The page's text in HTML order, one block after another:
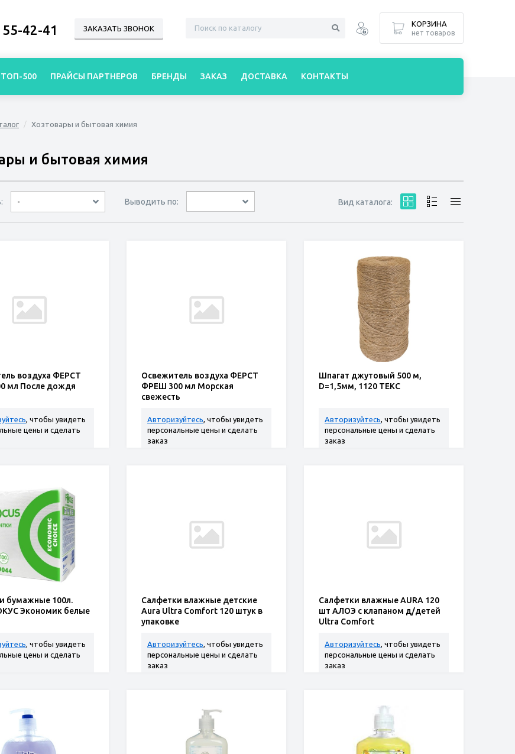
Хозтовары и бытовая химия
и бытовая химия
-
по дате
по популярности
сначала дешёвые
сначала дорогие
Выводить по: Вид каталога:
воздуха ФЕРСТ
мл После дождя
, чтобы увидеть
цены и сделать
Освежитель воздуха ФЕРСТ
ФРЕШ 300 мл Морская
свежесть
Авторизуйтесь, чтобы увидеть
персональные цены и сделать
заказ
Шпагат джутовый 500 м,
D=1,5мм, 1120 ТЕКС
Авторизуйтесь, чтобы увидеть
персональные цены и сделать
заказ
бумажные 100л.
Экономик белые
, чтобы увидеть
цены и сделать
Салфетки влажные детские
Aura Ultra Comfort 120 штук в
упаковке
Авторизуйтесь, чтобы увидеть
персональные цены и сделать
заказ
Салфетки влажные AURA 120
шт АЛОЭ с клапаном д/детей
Ultra Comfort
Авторизуйтесь, чтобы увидеть
персональные цены и сделать
заказ
42-41 ЗАКАЗАТЬ ЗВОНОК
КОРЗИНА
нет товаров
ТОП-500 ПРАЙСЫ ПАРТНЕРОВ БРЕНДЫ ЗАКАЗ ДОСТАВКА КОНТАКТЫ